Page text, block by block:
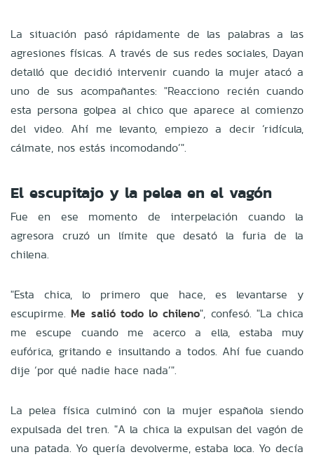
La situación pasó rápidamente de las palabras a las
agresiones físicas. A través de sus redes sociales, Dayan
detalló que decidió intervenir cuando la mujer atacó a
uno de sus acompañantes: "Reacciono recién cuando
esta persona golpea al chico que aparece al comienzo
del video. Ahí me levanto, empiezo a decir ‘ridícula,
cálmate, nos estás incomodando’".
El escupitajo y la pelea en el vagón
Fue en ese momento de interpelación cuando la
agresora cruzó un límite que desató la furia de la
chilena.
"Esta chica, lo primero que hace, es levantarse y
escupirme. Me salió todo lo chileno", confesó. "La chica
me escupe cuando me acerco a ella, estaba muy
eufórica, gritando e insultando a todos. Ahí fue cuando
dije ‘por qué nadie hace nada’".
La pelea física culminó con la mujer española siendo
expulsada del tren. "A la chica la expulsan del vagón de
una patada. Yo quería devolverme, estaba loca. Yo decía